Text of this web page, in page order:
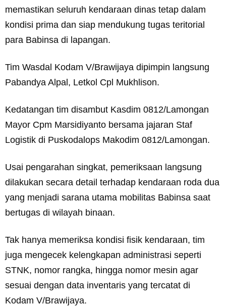
memastikan seluruh kendaraan dinas tetap dalam
kondisi prima dan siap mendukung tugas teritorial
para Babinsa di lapangan.
Tim Wasdal Kodam V/Brawijaya dipimpin langsung
Pabandya Alpal, Letkol Cpl Mukhlison.
Kedatangan tim disambut Kasdim 0812/Lamongan
Mayor Cpm Marsidiyanto bersama jajaran Staf
Logistik di Puskodalops Makodim 0812/Lamongan.
Usai pengarahan singkat, pemeriksaan langsung
dilakukan secara detail terhadap kendaraan roda dua
yang menjadi sarana utama mobilitas Babinsa saat
bertugas di wilayah binaan.
Tak hanya memeriksa kondisi fisik kendaraan, tim
juga mengecek kelengkapan administrasi seperti
STNK, nomor rangka, hingga nomor mesin agar
sesuai dengan data inventaris yang tercatat di
Kodam V/Brawijaya.